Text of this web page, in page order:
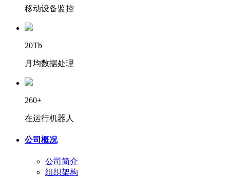
移动设备监控
20Tb
月均数据处理
260+
在运行机器人
公司概况
公司简介
组织架构